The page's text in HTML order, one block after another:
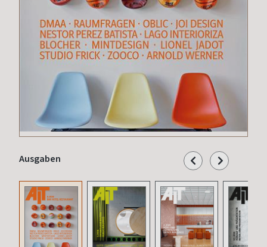
Ausgaben